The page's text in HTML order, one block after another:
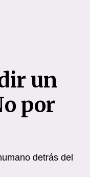
un
por
detrás del